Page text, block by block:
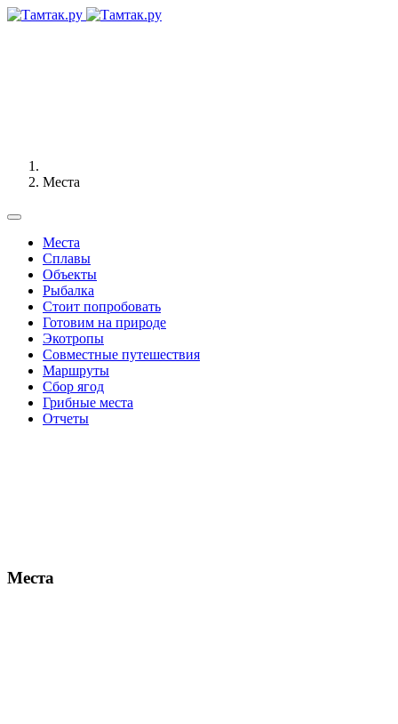
Места
Места
Сплавы
Объекты
Рыбалка
Стоит попробовать
Готовим на природе
Экотропы
Совместные путешествия
Маршруты
Сбор ягод
Грибные места
Отчеты
Места